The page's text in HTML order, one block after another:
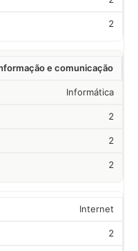
2
e comunicação
Informática
2
2
2
Internet
2